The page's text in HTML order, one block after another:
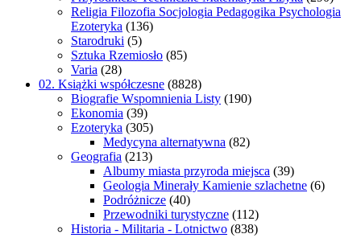
Religia Filozofia Socjologia Pedagogika Psychologia
Ezoteryka (136)
Starodruki (5)
Sztuka Rzemiosło (85)
Varia (28)
02. Książki współczesne (8828)
Biografie Wspomnienia Listy (190)
Ekonomia (39)
Ezoteryka (305)
Medycyna alternatywna (82)
Geografia (213)
Albumy miasta przyroda miejsca (39)
Geologia Minerały Kamienie szlachetne (6)
Podróżnicze (40)
Przewodniki turystyczne (112)
Historia - Militaria - Lotnictwo (838)